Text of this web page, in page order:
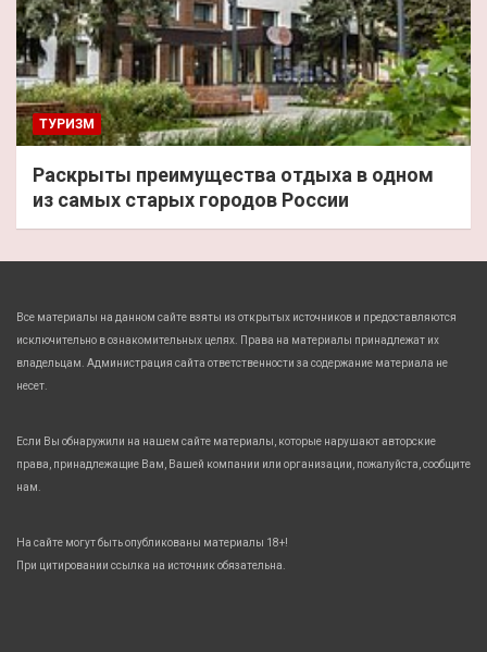
ТУРИЗМ
Раскрыты преимущества отдыха в одном
из самых старых городов России
Все материалы на данном сайте взяты из открытых источников и предоставляются
исключительно в ознакомительных целях. Права на материалы принадлежат их
владельцам. Администрация сайта ответственности за содержание материала не
несет.
Если Вы обнаружили на нашем сайте материалы, которые нарушают авторские
права, принадлежащие Вам, Вашей компании или организации, пожалуйста, сообщите
нам.
На сайте могут быть опубликованы материалы 18+!
При цитировании ссылка на источник обязательна.